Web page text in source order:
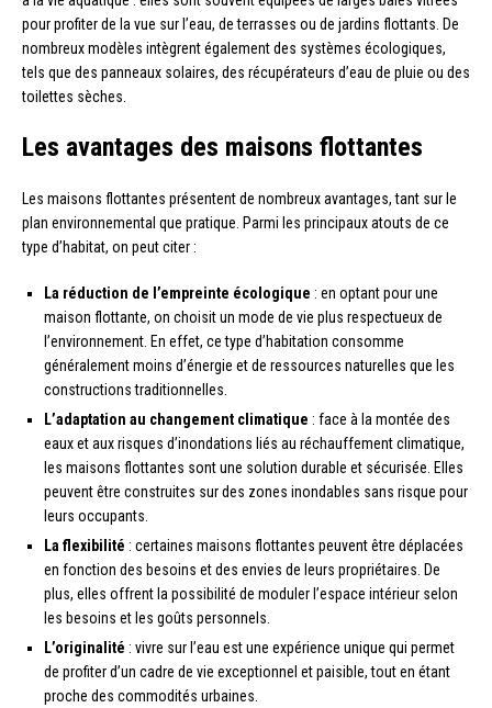
pour profiter de la vue sur l’eau, de terrasses ou de jardins flottants. De
nombreux modèles intègrent également des systèmes écologiques,
tels que des panneaux solaires, des récupérateurs d’eau de pluie ou des
toilettes sèches.
Les avantages des maisons flottantes
Les maisons flottantes présentent de nombreux avantages, tant sur le
plan environnemental que pratique. Parmi les principaux atouts de ce
type d’habitat, on peut citer :
La réduction de l’empreinte écologique : en optant pour une
maison flottante, on choisit un mode de vie plus respectueux de
l’environnement. En effet, ce type d’habitation consomme
généralement moins d’énergie et de ressources naturelles que les
constructions traditionnelles.
L’adaptation au changement climatique : face à la montée des
eaux et aux risques d’inondations liés au réchauffement climatique,
les maisons flottantes sont une solution durable et sécurisée. Elles
peuvent être construites sur des zones inondables sans risque pour
leurs occupants.
La flexibilité : certaines maisons flottantes peuvent être déplacées
en fonction des besoins et des envies de leurs propriétaires. De
plus, elles offrent la possibilité de moduler l’espace intérieur selon
les besoins et les goûts personnels.
L’originalité : vivre sur l’eau est une expérience unique qui permet
de profiter d’un cadre de vie exceptionnel et paisible, tout en étant
proche des commodités urbaines.